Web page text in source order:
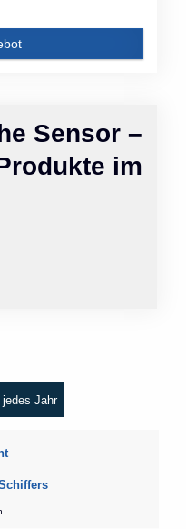
Sensor –
im
Jahr